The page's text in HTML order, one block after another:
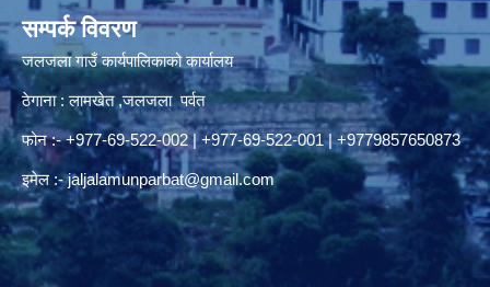
सम्पर्क विवरण
जलजला गाउँ कार्यपालिकाको कार्यालय
ठेगाना : लामखेत ,जलजला पर्वत
फोन :- +977-69-522-002 | +977-69-522-001 | +9779857650873
इमेल :-jaljalamunparbat@gmail.com